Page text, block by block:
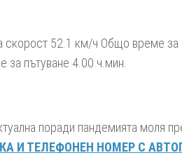
52.1 км/ч Общо време
пътуване 4.00 ч.мин.
поради пандемията моля
И ТЕЛЕФОНЕН НОМЕР С